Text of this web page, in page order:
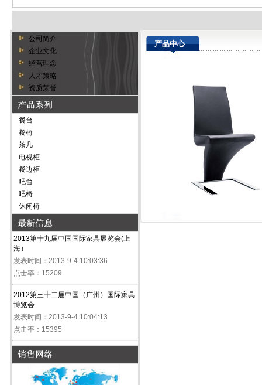
公司简介
企业文化
经营理念
人才策略
资质荣誉
餐台
餐椅
茶几
电视柜
餐边柜
吧台
吧椅
休闲椅
2013第十九届中国国际家具展览会(上
海）
发表时间：2013-9-4 10:03:36
点击率：15209
2012第三十二届中国（广州）国际家具
博览会
发表时间：2013-9-4 10:04:13
点击率：15395
产品中心